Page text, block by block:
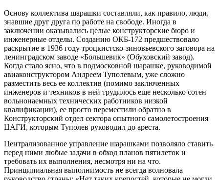
Основу коллектива шарашки составляли, как правило, люди,
знавшие друг друга по работе на свободе. Иногда в
заключении оказывались целые конструкторские бюро и
инженерные отделы. Созданию ОКБ-172 предшествовало
раскрытие в 1936 году троцкистско-зиновьевского заговора на
ленинградском заводе «Большевик» (Обуховский завод).
Когда стало ясно, что в подмосковной шарашке, руководимой
авиаконструктором Андреем Туполевым, уже сложно
разместить весь ее коллектив (помимо заключенных
инженеров и техников в ней трудилось еще несколько сотен
вольнонаемных технических работников низкой
квалификации), ее просто переместили обратно в
Конструкторский отдел сектора опытного самолетостроения
ЦАГИ, которым Туполев руководил до ареста.
Централизованное управление шарашками позволяло ставить
перед ними любые задачи в обход планов пятилеток и
требовать их выполнения, несмотря ни на что.
Принципиальная выполнимость не всегда волновала